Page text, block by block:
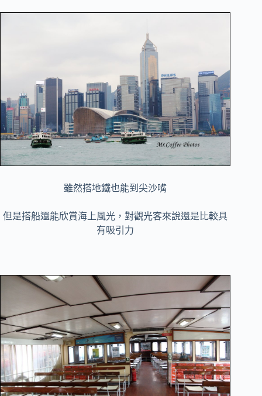
雖然搭地鐵也能到尖沙嘴
但是搭船還能欣賞海上風光，對觀光客來說還是比較具
有吸引力